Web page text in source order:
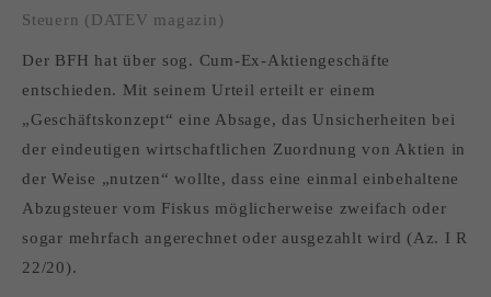
Steuern (DATEV magazin)
Der BFH hat über sog. Cum-Ex-Aktiengeschäfte
entschieden. Mit seinem Urteil erteilt er einem
„Geschäftskonzept“ eine Absage, das Unsicherheiten bei
der eindeutigen wirtschaftlichen Zuordnung von Aktien in
der Weise „nutzen“ wollte, dass eine einmal einbehaltene
Abzugsteuer vom Fiskus möglicherweise zweifach oder
sogar mehrfach angerechnet oder ausgezahlt wird (Az. I R
22/20).